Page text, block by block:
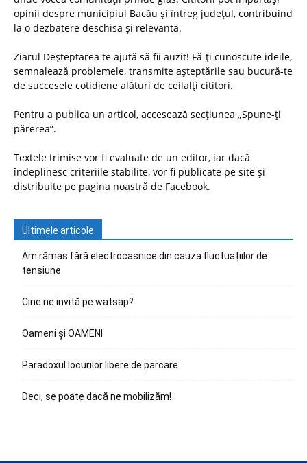
opinii despre municipiul Bacău și întreg județul, contribuind
la o dezbatere deschisă și relevantă.
Ziarul Deșteptarea te ajută să fii auzit! Fă-ți cunoscute ideile,
semnalează problemele, transmite așteptările sau bucură-te
de succesele cotidiene alături de ceilalți cititori.
Pentru a publica un articol, accesează secțiunea „Spune-ți
părerea”.
Textele trimise vor fi evaluate de un editor, iar dacă
îndeplinesc criteriile stabilite, vor fi publicate pe site și
distribuite pe pagina noastră de Facebook.
Ultimele articole
Am rămas fără electrocasnice din cauza fluctuațiilor de
tensiune
Cine ne invită pe watsap?
Oameni și OAMENI
Paradoxul locurilor libere de parcare
Deci, se poate dacă ne mobilizăm!